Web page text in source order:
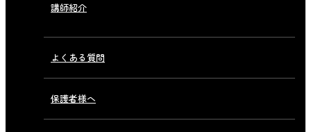
講師紹介
よくある質問
保護者様へ